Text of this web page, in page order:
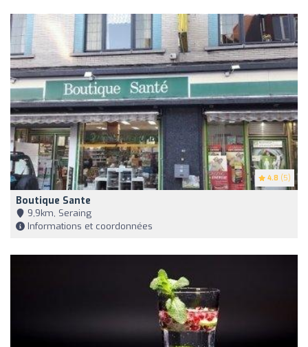
4.8 (5)
Boutique Sante
9,9km, Seraing
Informations et coordonnées